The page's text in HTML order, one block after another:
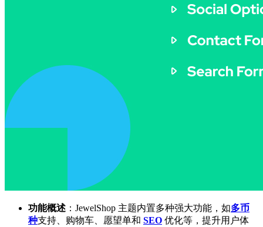
功能概述 ：JewelShop 主题内置多种强大功能，如多币
种支持、购物车、愿望单和 SEO 优化等，提升用户体